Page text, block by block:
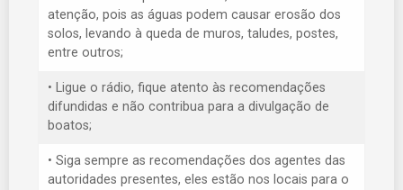
atenção, pois as águas podem causar erosão dos
solos, levando à queda de muros, taludes, postes,
entre outros;
• Ligue o rádio, fique atento às recomendações
difundidas e não contribua para a divulgação de
boatos;
• Siga sempre as recomendações dos agentes das
autoridades presentes, eles estão nos locais para o